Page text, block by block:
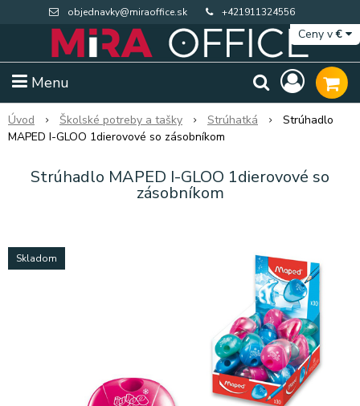
objednavky@miraoffice.sk +421911324556
Menu
Ceny v€
Úvod Školské potreby a tašky Strúhatká
Strúhadlo
MAPED I-GLOO 1dierovové so zásobníkom
Strúhadlo MAPED I-GLOO 1dierovové so
zásobníkom
Skladom